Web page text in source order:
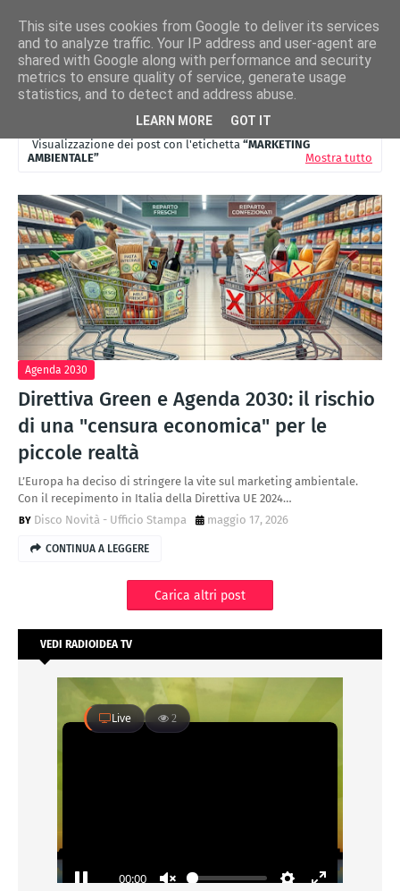
Visualizzazione dei post con l'etichetta MARKETING
AMBIENTALE
Mostra tutto
Agenda 2030
Direttiva Green e Agenda 2030: il rischio
di una "censura economica" per le
piccole realtà
L’Europa ha deciso di stringere la vite sul marketing ambientale.
Con il recepimento in Italia della Direttiva UE 2024…
Disco Novità - Ufficio Stampa
maggio 17, 2026
CONTINUA A LEGGERE
Carica altri post
VEDI RADIOIDEA TV
This site uses cookies from Google to deliver its services
and to analyze traffic. Your IP address and user-agent are
shared with Google along with performance and security
metrics to ensure quality of service, generate usage
statistics, and to detect and address abuse.
LEARN MORE GOT IT